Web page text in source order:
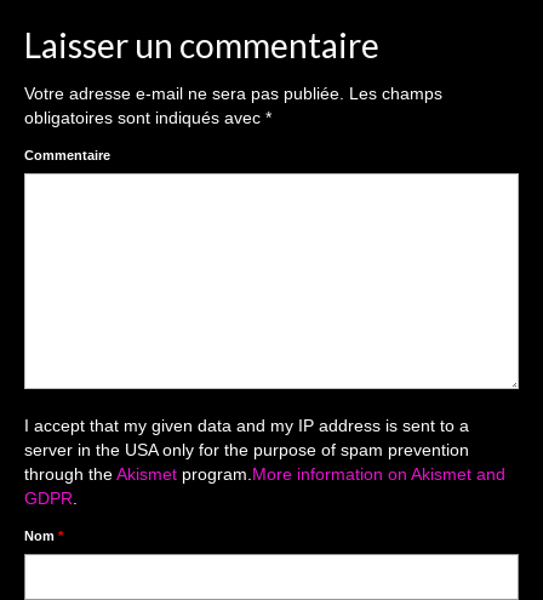
The smash cake: 1 an / 2
Séance Noël
Enfants
Reportages / Nature morte
Galeries Privées
séance du 25.04.26
Laisser un commentaire
Votre adresse e-mail ne sera pas publiée. Les champs
obligatoires sont indiqués avec *
Commentaire
I accept that my given data and my IP address is sent to a
server in the USA only for the purpose of spam prevention
through theAkismet program.More information on Akismet and
GDPR.
Nom *